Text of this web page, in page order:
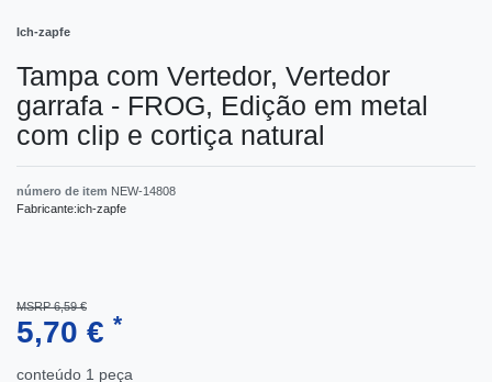
Ich-zapfe
Tampa com Vertedor, Vertedor
garrafa - FROG, Edição em metal
com clip e cortiça natural
número de item NEW-14808
Fabricante:ich-zapfe
MSRP 6,59 €
5,70 € *
conteúdo 1 peça